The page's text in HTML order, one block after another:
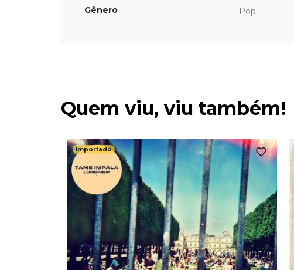
Gênero Pop
Quem viu, viu também!
Importado